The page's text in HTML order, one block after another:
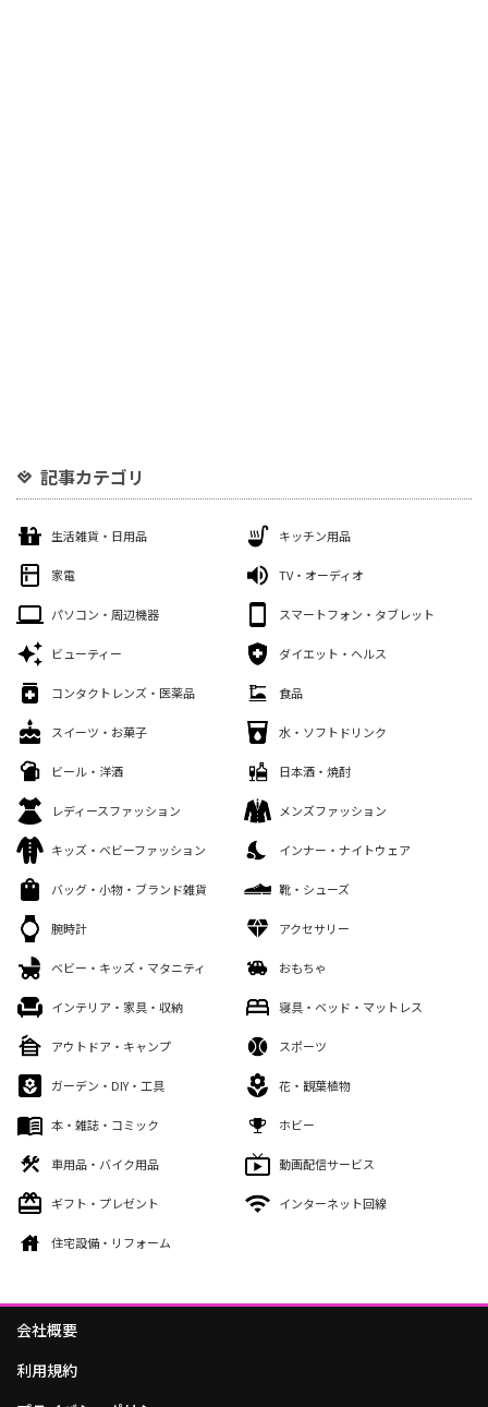
記事カテゴリ
生活雑貨・日用品 キッチン用品
家電 TV・オーディオ
パソコン・周辺機器 スマートフォン・タブレット
ビューティー ダイエット・ヘルス
コンタクトレンズ・医薬品 食品
スイーツ・お菓子 水・ソフトドリンク
ビール・洋酒 日本酒・焼酎
レディースファッション メンズファッション
キッズ・ベビーファッション インナー・ナイトウェア
バッグ・小物・ブランド雑貨 靴・シューズ
腕時計 アクセサリー
ベビー・キッズ・マタニティ おもちゃ
インテリア・家具・収納 寝具・ベッド・マットレス
アウトドア・キャンプ スポーツ
ガーデン・DIY・工具 花・観葉植物
本・雑誌・コミック ホビー
車用品・バイク用品 動画配信サービス
ギフト・プレゼント インターネット回線
住宅設備・リフォーム
会社概要
利用規約